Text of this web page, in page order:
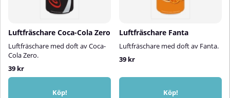
Luftfräschare Coca-Cola Zero
Luftfräschare med doft av Coca-
Cola Zero.
39 kr
Köp!
Luftfräschare Fanta
Luftfräschare med doft av Fanta.
39 kr
Köp!